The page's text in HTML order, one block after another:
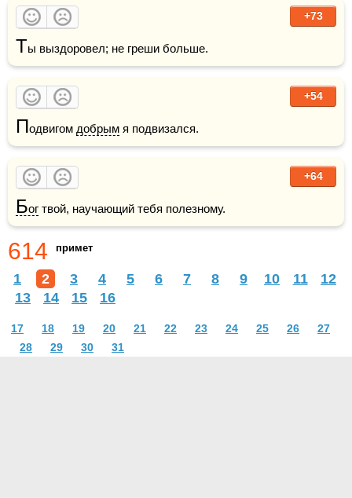
+73
Ты выздоровел; не греши больше.
+54
Подвигом добрым я подвизался.
+64
Бог твой, научающий тебя полезному.
614 примет
1 2 3 4 5 6 7 8 9 10 11
12
13
14 15 16
17 18 19 20 21 22 23 24 25 26
27
28
29 30 31